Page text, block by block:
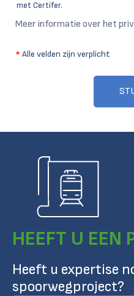
met Certifer.
Meer informatie over het
* Alle velden zijn verplicht
HEEFT U EEN
Heeft u expertise
spoorwegproject?